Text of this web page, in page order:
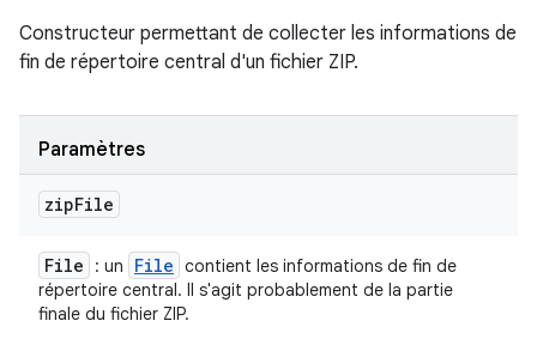
Constructeur permettant de collecter les informations de
fin de répertoire central d'un fichier ZIP.
Paramètres
zipFile
File : un File contient les informations de fin de
répertoire central. Il s'agit probablement de la partie
finale du fichier ZIP.